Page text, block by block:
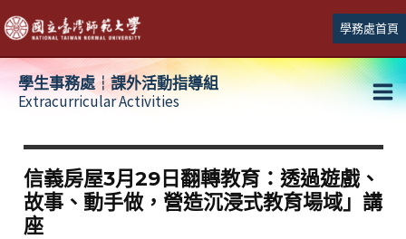
跳
至
主
學務處首頁
學生事務處┆課外活動指導組
Extracurricular Activities
信義房屋3月29日翻轉教育：透過遊戲、
故事、動手做，營造沉浸式教育場域」講
座